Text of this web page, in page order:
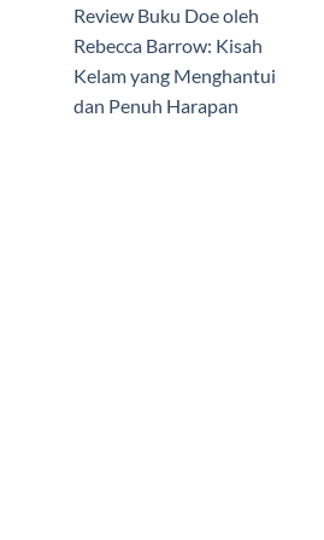
Review Buku Doe oleh
Rebecca Barrow: Kisah
Kelam yang Menghantui
dan Penuh Harapan